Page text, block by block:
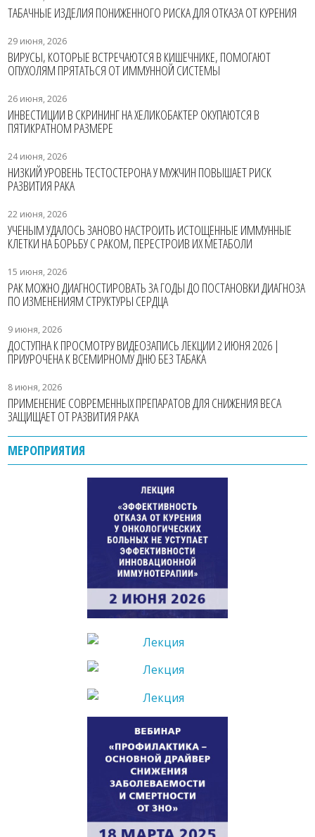
ТАБАЧНЫЕ ИЗДЕЛИЯ ПОНИЖЕННОГО РИСКА ДЛЯ ОТКАЗА ОТ КУРЕНИЯ
29 июня, 2026
ВИРУСЫ, КОТОРЫЕ ВСТРЕЧАЮТСЯ В КИШЕЧНИКЕ, ПОМОГАЮТ
ОПУХОЛЯМ ПРЯТАТЬСЯ ОТ ИММУННОЙ СИСТЕМЫ
26 июня, 2026
ИНВЕСТИЦИИ В СКРИНИНГ НА ХЕЛИКОБАКТЕР ОКУПАЮТСЯ В
ПЯТИКРАТНОМ РАЗМЕРЕ
24 июня, 2026
НИЗКИЙ УРОВЕНЬ ТЕСТОСТЕРОНА У МУЖЧИН ПОВЫШАЕТ РИСК
РАЗВИТИЯ РАКА
22 июня, 2026
УЧЕНЫМ УДАЛОСЬ ЗАНОВО НАСТРОИТЬ ИСТОЩЕННЫЕ ИММУННЫЕ
КЛЕТКИ НА БОРЬБУ С РАКОМ, ПЕРЕСТРОИВ ИХ МЕТАБОЛИ
15 июня, 2026
РАК МОЖНО ДИАГНОСТИРОВАТЬ ЗА ГОДЫ ДО ПОСТАНОВКИ ДИАГНОЗА
ПО ИЗМЕНЕНИЯМ СТРУКТУРЫ СЕРДЦА
9 июня, 2026
ДОСТУПНА К ПРОСМОТРУ ВИДЕОЗАПИСЬ ЛЕКЦИИ 2 ИЮНЯ 2026 |
ПРИУРОЧЕНА К ВСЕМИРНОМУ ДНЮ БЕЗ ТАБАКА
8 июня, 2026
ПРИМЕНЕНИЕ СОВРЕМЕННЫХ ПРЕПАРАТОВ ДЛЯ СНИЖЕНИЯ ВЕСА
ЗАЩИЩАЕТ ОТ РАЗВИТИЯ РАКА
МЕРОПРИЯТИЯ